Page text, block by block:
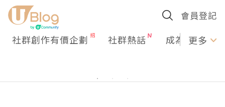
會員登記
社群創作有價企劃 社群熱話 成為U更多